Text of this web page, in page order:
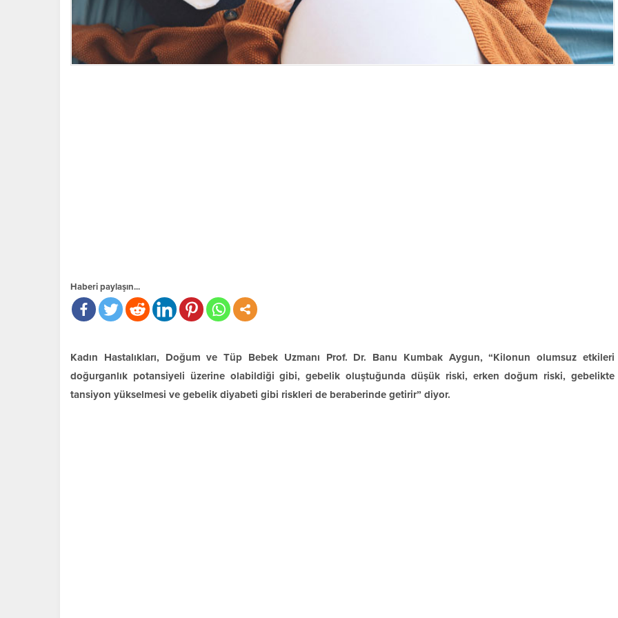
Haberi paylaşın...
Kadın Hastalıkları, Doğum ve Tüp Bebek Uzmanı Prof. Dr. Banu Kumbak Aygun, “Kilonun olumsuz etkileri
doğurganlık potansiyeli üzerine olabildiği gibi, gebelik oluştuğunda düşük riski, erken doğum riski, gebelikte
tansiyon yükselmesi ve gebelik diyabeti gibi riskleri de beraberinde getirir” diyor.